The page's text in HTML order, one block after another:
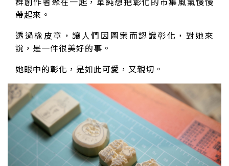
帶起來。
透過橡皮章，讓人們因圖案而認識彰化，對她來
說，是一件很美好的事。
她眼中的彰化，是如此可愛，又親切。